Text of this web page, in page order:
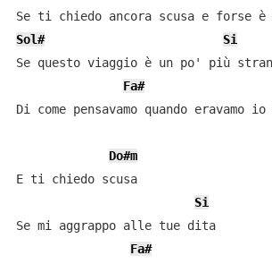
Sol#
Si
Se questo viaggio è un po' più
Fa#
Di come pensavamo quando eravamo
Do#m
E ti chiedo scusa
Si
Se mi aggrappo alle tue dita
Fa#